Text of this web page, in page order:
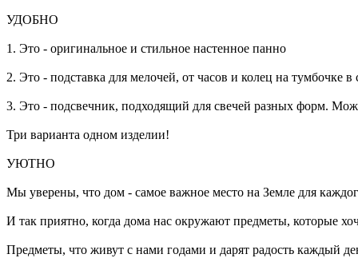
УДОБНО
1. Это - оригинальное и стильное настенное панно
2. Это - подставка для мелочей, от часов и колец на тумбочке
3. Это - подсвечник, подходящий для свечей разных форм.
Три варианта одном изделии!
УЮТНО
Мы уверены, что дом - самое важное место на Земле для
И так приятно, когда дома нас окружают предметы, которые
Предметы, что живут с нами годами и дарят радость каждый